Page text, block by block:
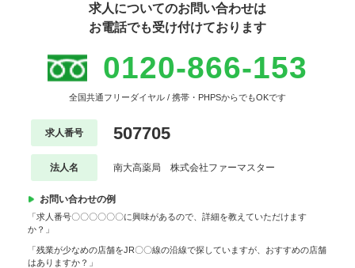
求人についてのお問い合わせは
お電話でも受け付けております
0120-866-153
全国共通フリーダイヤル / 携帯・PHPSからでもOKです
求人番号 507705
法人名 南大高薬局 株式会社ファーマスター
お問い合わせの例
「求人番号〇〇〇〇〇〇に興味があるので、詳細を教えていただけます
か？」
「残業が少なめの店舗をJR〇〇線の沿線で探していますが、おすすめの店舗
はありますか？」